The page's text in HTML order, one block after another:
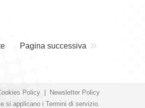
Pagina successiva
Policy | Newsletter Policy
e si applicano i Termini di servizio